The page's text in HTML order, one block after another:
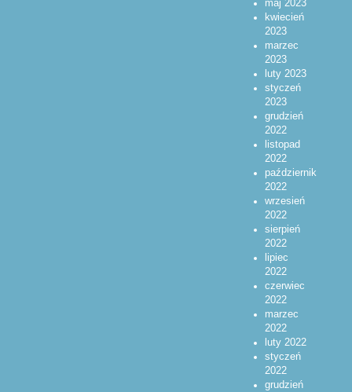
maj 2023
kwiecień
2023
marzec
2023
luty 2023
styczeń
2023
grudzień
2022
listopad
2022
październik
2022
wrzesień
2022
sierpień
2022
lipiec
2022
czerwiec
2022
marzec
2022
luty 2022
styczeń
2022
grudzień